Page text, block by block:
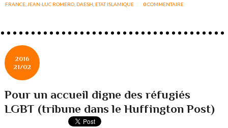
FRANCE JEAN-LUC ROMERO DAESH ETAT ISLAMIQUE 0COMMENTAIRE
2016
21/02
Pour un accueil digne des réfugiés
LGBT (tribune dans le Huffington Post)